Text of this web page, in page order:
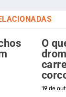
O
19 de